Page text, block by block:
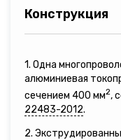
Конструкция
1. Одна
алюминиевая
сечением 400 мм2,
22483-2012.
2.